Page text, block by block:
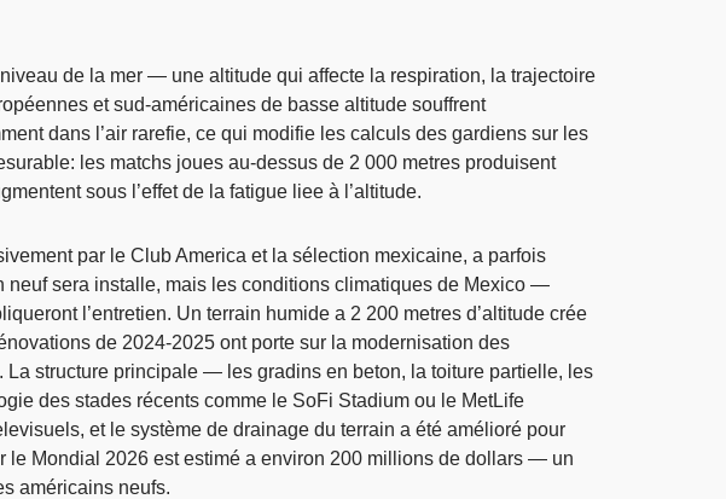
de la mer — une altitude qui affecte la respiration, la trajectoire
et sud-américaines de basse altitude souffrent
dans l’air rarefie, ce qui modifie les calculs des gardiens sur les
les matchs joues au-dessus de 2 000 metres produisent
sous l’effet de la fatigue liee à l’altitude.
par le Club America et la sélection mexicaine, a parfois
neuf sera installe, mais les conditions climatiques de Mexico —
l’entretien. Un terrain humide a 2 200 metres d’altitude crée
de 2024-2025 ont porte sur la modernisation des
structure principale — les gradins en beton, la toiture partielle, les
des stades récents comme le SoFi Stadium ou le MetLife
et le système de drainage du terrain a été amélioré pour
Mondial 2026 est estimé a environ 200 millions de dollars — un
américains neufs.